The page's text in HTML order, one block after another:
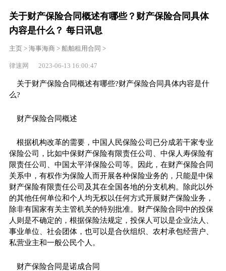
关于财产保险合同概述有哪些？财产保险合同具体
内容是什么？ 每日讯息
主页> 海事海商> 船舶租用合同 >
律速网 2023-06-13 16:00:47
关于财产保险合同概述有哪些?财产保险合同具体内容是什
么?
财产保险合同概述
根据机构改革的需要，中国人民保险公司已分成若干家专业
保险公司，比如中保财产保险有限责任公司、中保人寿保险有
限责任公司、中国太平洋保险公司等。因此，在财产保险合同
关系中，有权作为保险人而开展各种保险业务的，只能是中保
财产保险有限责任公司及其在全国各地的分支机构。除此以外
的其他任何单位和个人均无权以任何方式开展财产保险业务，
除非有国家有关主管机关的特别批准。财产保险合同中的投保
人则是不确定的，根据保险法规定，投保人可以是企业法人、
事业单位、社会团体，也可以是合伙组织、农村承包经营户、
私营业主和一般公民个人。
财产保险合同是诺成合同